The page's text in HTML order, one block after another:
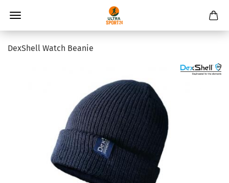
DexShell Watch Beanie